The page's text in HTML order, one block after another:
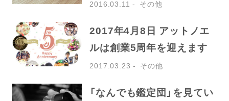
2016.03.11 その他
2017年4月8日 アットノエ
ルは創業5周年を迎えます
2017.03.23 その他
「なんでも鑑定団」を見てい